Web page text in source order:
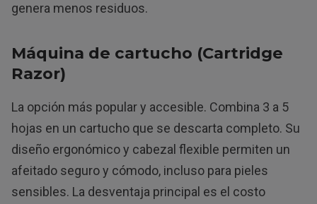
genera menos residuos.
Máquina de cartucho (Cartridge
Razor)
La opción más popular y accesible. Combina 3 a 5
hojas en un cartucho que se descarta completo. Su
diseño ergonómico y cabezal flexible permiten un
afeitado seguro y cómodo, incluso para pieles
sensibles. La desventaja principal es el costo